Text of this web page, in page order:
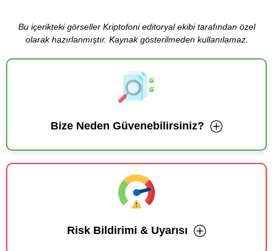
Bu içerikteki görseller Kriptofoni editoryal ekibi tarafından özel
olarak hazırlanmıştır. Kaynak gösterilmeden kullanılamaz.
Bize Neden Güvenebilirsiniz?
Risk Bildirimi & Uyarısı